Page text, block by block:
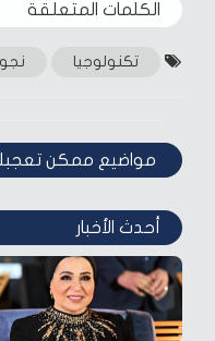
الكلمات المتعلقة‎
تكنولوجيا
مواضيع ممكن
أحدث الأخبار